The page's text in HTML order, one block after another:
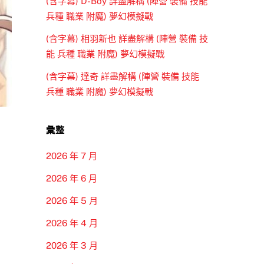
兵種 職業 附魔) 夢幻模擬戰
(含字幕) 相羽新也 詳盡解構 (陣營 裝備 技
能 兵種 職業 附魔) 夢幻模擬戰
(含字幕) 達奇 詳盡解構 (陣營 裝備 技能
兵種 職業 附魔) 夢幻模擬戰
彙整
2026 年 7 月
2026 年 6 月
2026 年 5 月
2026 年 4 月
2026 年 3 月